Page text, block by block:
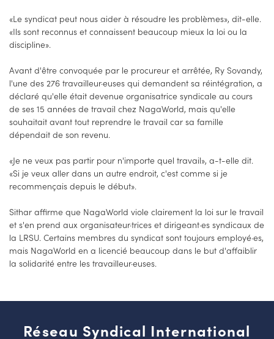
«Le syndicat peut nous aider à résoudre les problèmes», dit-elle.
«Ils sont reconnus et connaissent beaucoup mieux la loi ou la
discipline».
Avant d'être convoquée par le procureur et arrêtée, Ry Sovandy,
l'une des 276 travailleur·euses qui demandent sa réintégration, a
déclaré qu'elle était devenue organisatrice syndicale au cours
de ses 15 années de travail chez NagaWorld, mais qu'elle
souhaitait avant tout reprendre le travail car sa famille
dépendait de son revenu.
«Je ne veux pas partir pour n'importe quel travail», a-t-elle dit.
«Si je veux aller dans un autre endroit, c'est comme si je
recommençais depuis le début».
Sithar affirme que NagaWorld viole clairement la loi sur le travail
et s'en prend aux organisateur·trices et dirigeant·es syndicaux de
la LRSU. Certains membres du syndicat sont toujours employé·es,
mais NagaWorld en a licencié beaucoup dans le but d'affaiblir
la solidarité entre les travailleur·euses.
Réseau Syndical International